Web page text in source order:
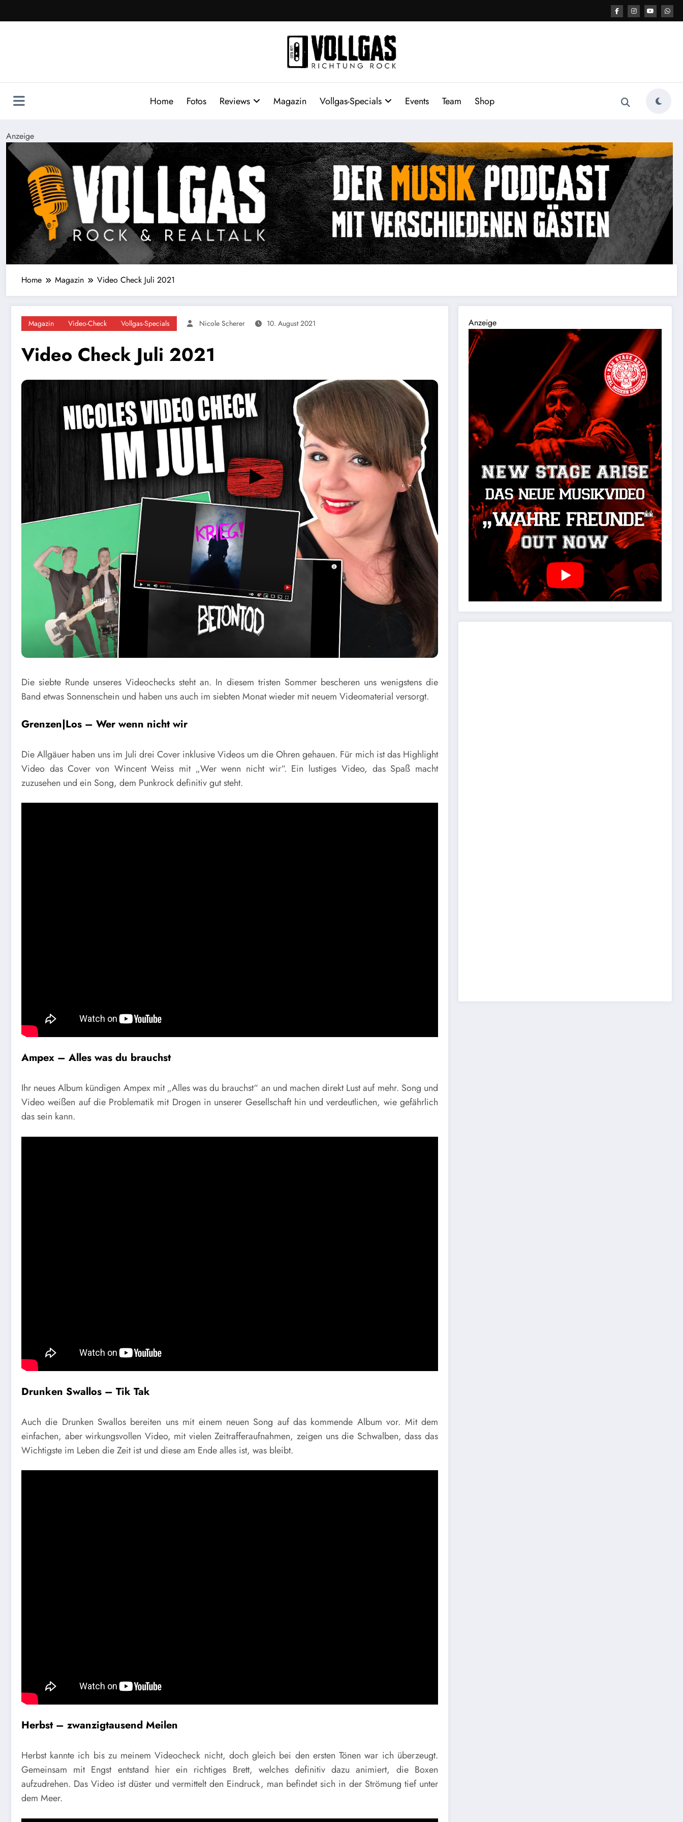
Inhalt
Home Fotos Reviews Magazin Vollgas-Specials Events Team Shop
Anzeige
Home Magazin Video Check Juli 2021
Magazin Video-Check Vollgas-Specials Nicole Scherer 10. August 2021
Video Check Juli 2021
Die siebte Runde unseres Videochecks steht an. In diesem tristen Sommer bescheren uns wenigstens die
Band etwas Sonnenschein und haben uns auch im siebten Monat wieder mit neuem Videomaterial versorgt.
Grenzen|Los – Wer wenn nicht wir
Die Allgäuer haben uns im Juli drei Cover inklusive Videos um die Ohren gehauen. Für mich ist das Highlight
Video das Cover von Wincent Weiss mit „Wer wenn nicht wir“. Ein lustiges Video, das Spaß macht
zuzusehen und ein Song, dem Punkrock definitiv gut steht.
Ampex – Alles was du brauchst
Ihr neues Album kündigen Ampex mit „Alles was du brauchst“ an und machen direkt Lust auf mehr. Song und
Video weißen auf die Problematik mit Drogen in unserer Gesellschaft hin und verdeutlichen, wie gefährlich
das sein kann.
Drunken Swallos – Tik Tak
Auch die Drunken Swallos bereiten uns mit einem neuen Song auf das kommende Album vor. Mit dem
einfachen, aber wirkungsvollen Video, mit vielen Zeitrafferaufnahmen, zeigen uns die Schwalben, dass das
Wichtigste im Leben die Zeit ist und diese am Ende alles ist, was bleibt.
Herbst – zwanzigtausend Meilen
Herbst kannte ich bis zu meinem Videocheck nicht, doch gleich bei den ersten Tönen war ich überzeugt.
Gemeinsam mit Engst entstand hier ein richtiges Brett, welches definitiv dazu animiert, die Boxen
aufzudrehen. Das Video ist düster und vermittelt den Eindruck, man befindet sich in der Strömung tief unter
dem Meer.
Anzeige